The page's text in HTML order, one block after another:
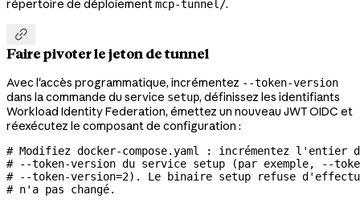
répertoire de déploiementmcp-tunnel/.

Faire pivoter le jeton de tunnel
Avec l'accès programmatique, incrémentez --token-version
dans la commande du service setup, définissez les identifiants
Workload Identity Federation, émettez un nouveau JWT OIDC et
réexécutez le composant de configuration :
# Modifiez docker-compose.yaml : incrémentez l'entier
# --token-version du service setup (par exemple, --
# --token-version=2). Le binaire setup refuse
# n'a pas changé.